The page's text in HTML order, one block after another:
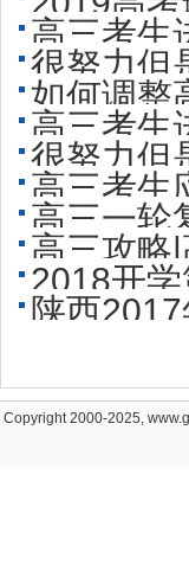
高三考生
很努力但
如何调整
高三考生
很努力但
高三考生
高三一轮
高三攻略
2018开
陕西
Copyright 2000-2025,